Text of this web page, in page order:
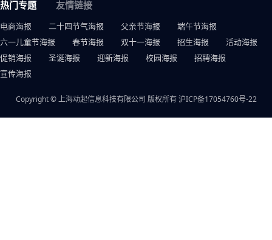
热门专题 友情链接
电商海报 二十四节气海报 父亲节海报
端午节海报
六一儿童节海报
春节海报 双十一海报 招生海报
活动海报
促销海报
圣诞海报 迎新海报 校园海报
招聘海报
宣传海报
Copyright © 上海动起信息科技有限公司 版权所有沪ICP备17054760号-22